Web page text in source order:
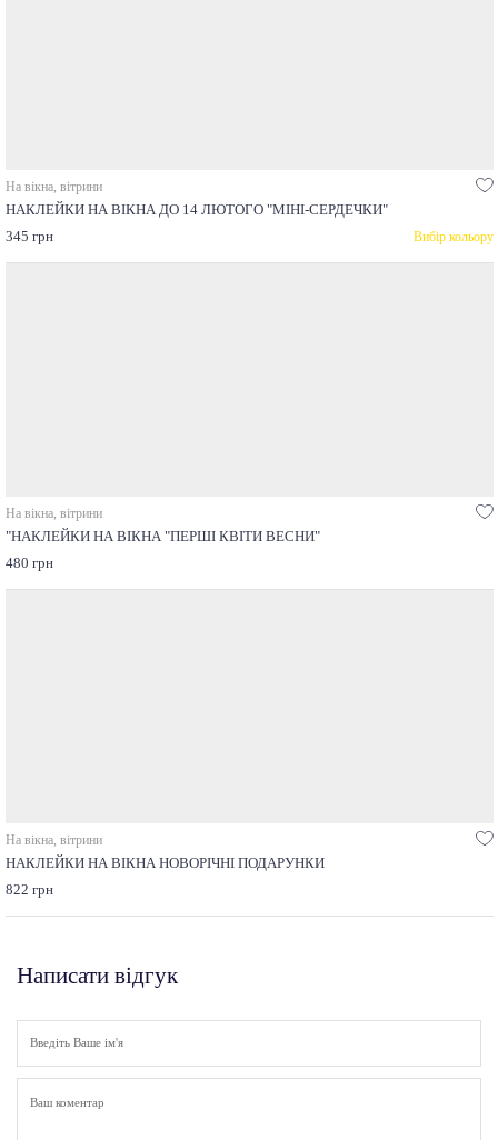
На вікна, вітрини
НАКЛЕЙКИ НА ВІКНА ДО 14 ЛЮТОГО "МІНІ-СЕРДЕЧКИ"
345 грн
Вибір кольору
На вікна, вітрини
"НАКЛЕЙКИ НА ВІКНА "ПЕРШІ КВІТИ ВЕСНИ"
480 грн
На вікна, вітрини
НАКЛЕЙКИ НА ВІКНА НОВОРІЧНІ ПОДАРУНКИ
822 грн
Написати відгук